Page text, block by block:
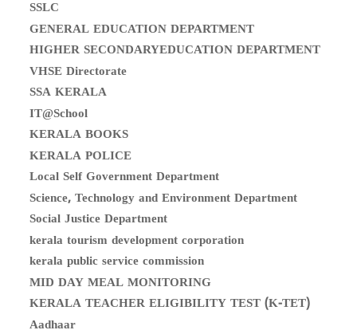
SSLC
GENERAL EDUCATION DEPARTMENT
HIGHER SECONDARYEDUCATION DEPARTMENT
VHSE Directorate
SSA KERALA
IT@School
KERALA BOOKS
KERALA POLICE
Local Self Government Department
Science, Technology and Environment Department
Social Justice Department
kerala tourism development corporation
kerala public service commission
MID DAY MEAL MONITORING
KERALA TEACHER ELIGIBILITY TEST (K-TET)
Aadhaar